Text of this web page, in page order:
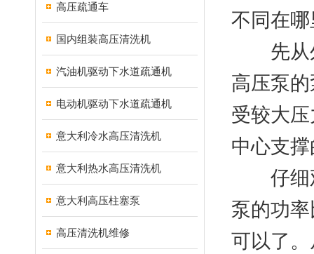
高压疏通车
国内组装高压清洗机
汽油机驱动下水道疏通机
电动机驱动下水道疏通机
意大利冷水高压清洗机
意大利热水高压清洗机
意大利高压柱塞泵
高压清洗机维修
不同在
先从外
高压泵
受较大
中心支
仔细观
泵的功
可以了